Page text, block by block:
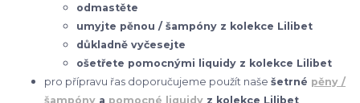
odmastěte
umyjte pěnou / šampóny z kolekce Lilibet
důkladně vyčesejte
ošetřete pomocnými liquidy z kolekce Lilibet
pro přípravu řas doporučujeme použít naše šetrné pěny /
šampóny a pomocné liquidy z kolekce Lilibet